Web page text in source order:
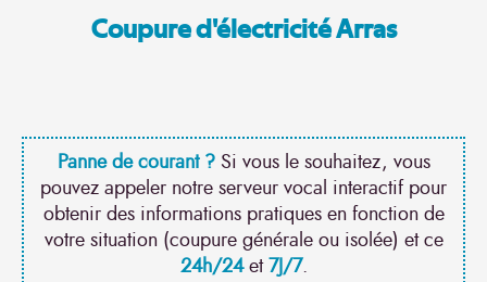
Coupure d'électricité Arras
Panne de courant ?Si vous le souhaitez, vous
pouvez appeler notre serveur vocal interactif pour
obtenir des informations pratiques en fonction de
votre situation (coupure générale ou isolée) et ce
24h/24et7J/7.